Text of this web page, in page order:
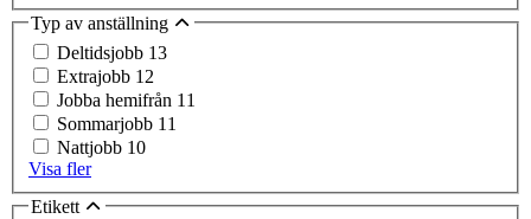
Typ av anställning
Deltidsjobb 13
Extrajobb 12
Jobba hemifrån 11
Sommarjobb 11
Nattjobb 10
Visa fler
Etikett